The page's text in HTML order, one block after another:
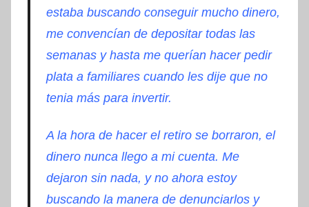
estaba buscando conseguir mucho dinero,
me convencíande depositar todas las
semanas y hasta me queríanhacer pedir
plata a familiares cuando les dije que no
tenia más para invertir.
A la hora de hacer el retiro se borraron, el
dinero nunca llego a mi cuenta. Me
dejaron sin nada, y no ahora estoy
buscando la manera de denunciarlos y